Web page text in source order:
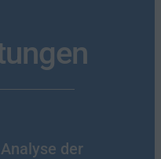
der